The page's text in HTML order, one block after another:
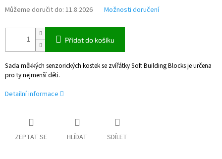
Můžeme doručit do: 11.8.2026 Možnosti doručení
Přidat do košíku
Sada měkkých senzorických kostek se zvířátky Soft Building Blocks je určena
pro ty nejmenší děti.
Detailní informace
ZEPTAT SE HLÍDAT SDÍLET